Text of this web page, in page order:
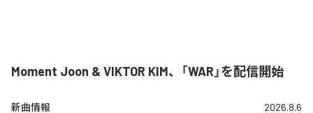
Moment Joon & VIKTOR KIM、「WAR」を配信開始
新曲情報 2026.8.6